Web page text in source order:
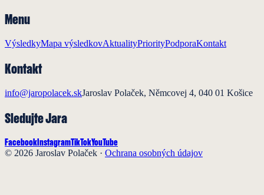
Menu
VýsledkyMapa výsledkovAktualityPriorityPodporaKontakt
Kontakt
info@jaropolacek.skJaroslav Polaček, Němcovej 4, 040 01 Košice
Sledujte Jara
Facebook InstagramTikTokYouTube
© 2026 Jaroslav Polaček · Ochrana osobných údajov